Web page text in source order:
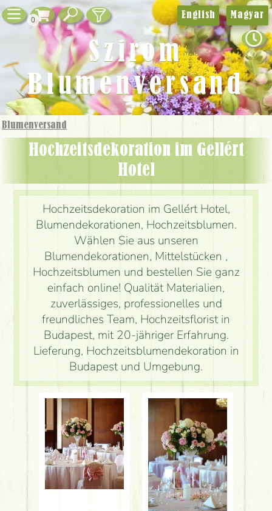
0
Blumenversand
Hochzeitsdekoration im Gellért
Hotel
Hochzeitsdekoration im Gellért Hotel,
Blumendekorationen, Hochzeitsblumen.
Wählen Sie aus unseren
Blumendekorationen, Mittelstücken ,
Hochzeitsblumen und bestellen Sie ganz
einfach online! Qualität Materialien,
zuverlässiges, professionelles und
freundliches Team, Hochzeitsflorist in
Budapest, mit 20-jähriger Erfahrung.
Lieferung, Hochzeitsblumendekoration in
Budapest und Umgebung.
English Magyar
Szirom
Blumenversand